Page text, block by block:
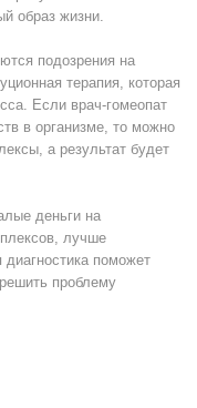
образ жизни.
подозрения на
терапия, которая
Если врач-гомеопат
в организме, то можно
а результат будет
деньги на
лучше
поможет
проблему